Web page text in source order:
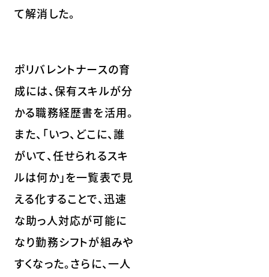
て解消した。
ポリバレントナースの育
成には、保有スキルが分
かる職務経歴書を活用。
また、「いつ、どこに、誰
がいて、任せられるスキ
ルは何か」を一覧表で見
える化することで、迅速
な助っ人対応が可能に
なり勤務シフトが組みや
すくなった。さらに、一人